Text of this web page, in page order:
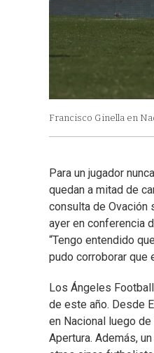
Francisco Ginella en
Para un jugador
quedan a mitad de
consulta de Ovación
ayer en conferencia
“Tengo entendido
pudo corroborar que
Los Ángeles
de este año. Desde
en Nacional luego
Apertura. Además,